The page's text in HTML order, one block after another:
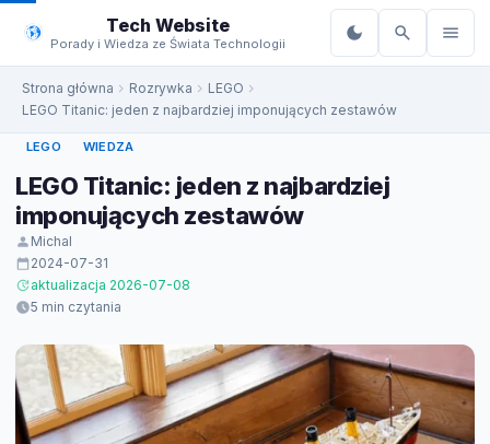
do
treści
Tech Website
Porady i Wiedza ze Świata Technologii
Strona główna Rozrywka
LEGO
LEGO Titanic: jeden z najbardziej imponujących zestawów
LEGO WIEDZA
LEGO Titanic: jeden z najbardziej
imponujących zestawów
Michal
2024-07-31
aktualizacja 2026-07-08
5 min czytania